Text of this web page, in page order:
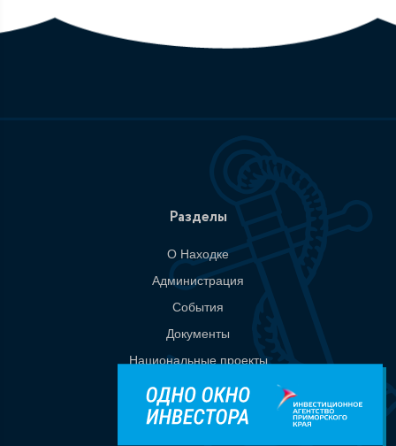
Разделы
О Находке
Администрация
События
Документы
Национальные проекты
Приемная
Контакты